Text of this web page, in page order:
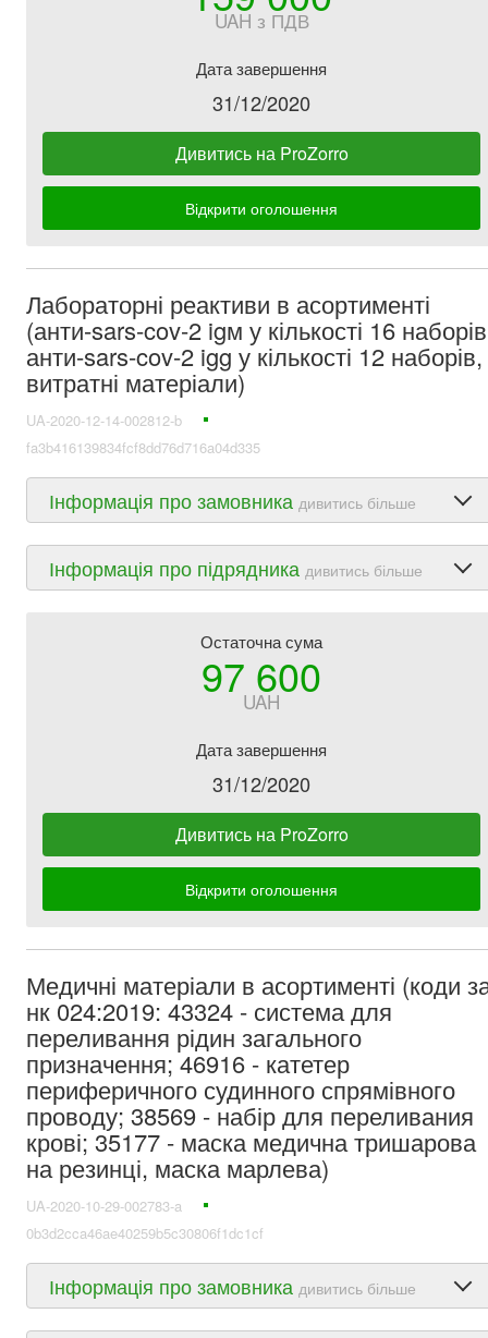
UAH з ПДВ
Дата завершення
31/12/2020
Дивитись на ProZorro
Відкрити оголошення
Лабораторні реактиви в асортименті
(анти-sars-cov-2 igм у кількості 16
анти-sars-cov-2 igg у кількості 12 наборів,
витратні матеріали)
UA-2020-12-14-002812-b
fa3b416139834fcf8dd76d716a04d335
Інформація про замовника дивитись більше
Інформація про підрядника дивитись більше
Остаточна сума
97 600
UAH
Дата завершення
31/12/2020
Дивитись на ProZorro
Відкрити оголошення
Медичні матеріали в асортименті (коди
нк 024:2019: 43324 - система для
переливання рідин загального
призначення; 46916 - катетер
периферичного судинного спрямівного
проводу; 38569 - набір для переливания
крові; 35177 - маска медична тришарова
на резинці, маска марлева)
UA-2020-10-29-002783-a
0b3d2cca46ae40259b5c30806f1dc1cf
Інформація про замовника дивитись більше